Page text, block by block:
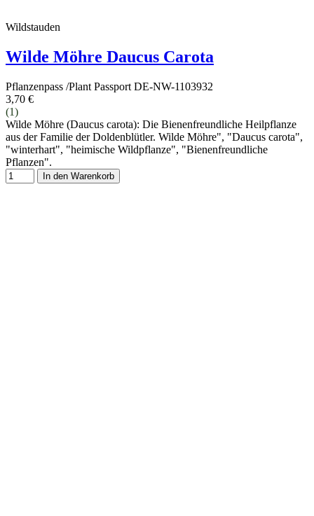
Wildstauden
Wilde Möhre Daucus Carota
Pflanzenpass /Plant Passport DE-NW-1103932
3,70 €
(1)
Wilde Möhre (Daucus carota): Die Bienenfreundliche Heilpflanze
aus der Familie der Doldenblütler. Wilde Möhre", "Daucus carota",
"winterhart", "heimische Wildpflanze", "Bienenfreundliche
Pflanzen".
In den Warenkorb